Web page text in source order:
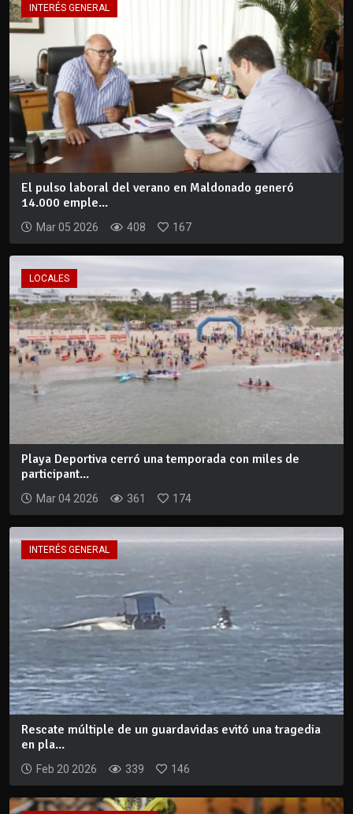
INTERÉS GENERAL
El pulso laboral del verano en Maldonado generó
14.000 emple...
Mar 05 2026 408 167
LOCALES
Playa Deportiva cerró una temporada con miles de
participant...
Mar 04 2026 361 174
INTERÉS GENERAL
Rescate múltiple de un guardavidas evitó una tragedia
en pla...
Feb 20 2026 339 146